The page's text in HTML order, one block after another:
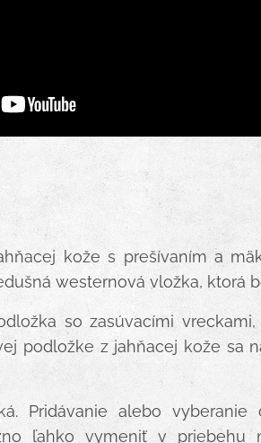
kože s prešívaním a
westernová vložka, ktorá
so zasúvacími
podložke z jahňacej kože sa
Pridávanie alebo vyberanie
ľahko vymeniť v priebehu